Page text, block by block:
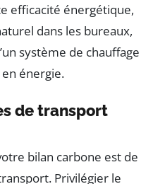
efficacité énergétique,
dans les bureaux,
système de chauffage
énergie.
de transport
bilan carbone est de
Privilégier le